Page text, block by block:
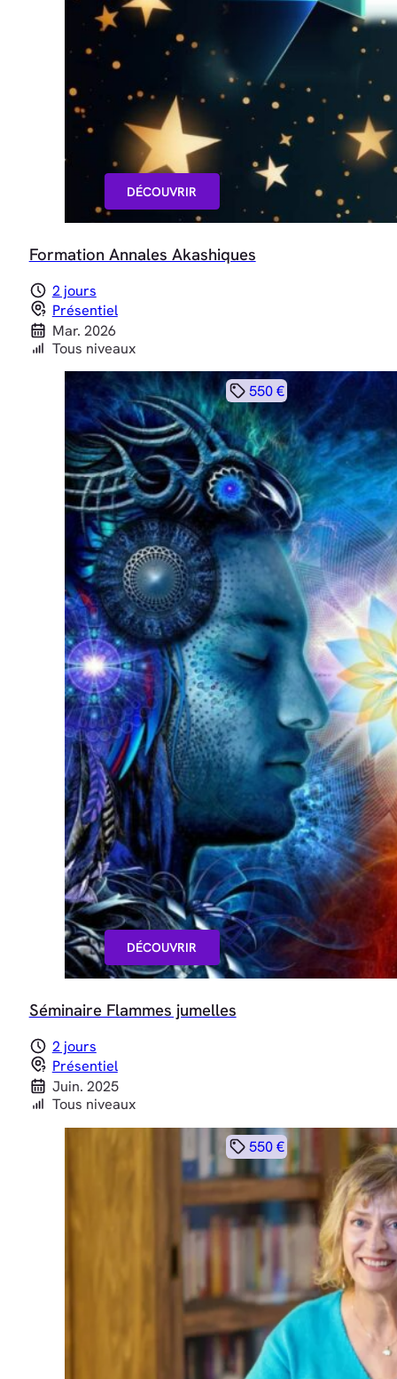
DÉCOUVRIR
Formation Annales Akashiques
2 jours
Présentiel
Mar. 2026
Tous niveaux
DÉCOUVRIR
550 €
Séminaire Flammes jumelles
2 jours
Présentiel
Juin. 2025
Tous niveaux
550 €